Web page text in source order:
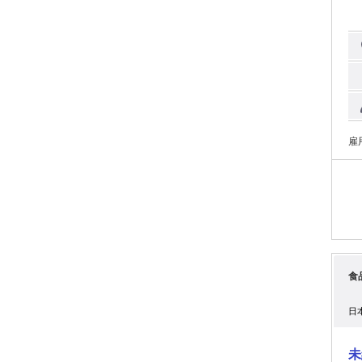
職
変ですよ
要
う
す！ 【テクノ・サービスで、自分らしい働
か
た
充
す
2
か
め
安
雇
食
日